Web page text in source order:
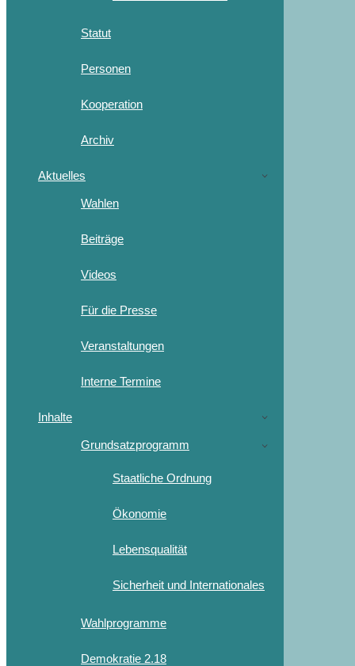
Statut
Personen
Kooperation
Archiv
Aktuelles
Wahlen
Beiträge
Videos
Für die Presse
Veranstaltungen
Interne Termine
Inhalte
Grundsatzprogramm
Staatliche Ordnung
Ökonomie
Lebensqualität
Sicherheit und Internationales
Wahlprogramme
Demokratie 2.18